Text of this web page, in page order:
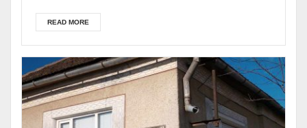
READ MORE